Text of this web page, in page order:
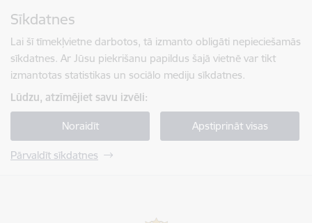
Sīkdatnes
Lai šī tīmekļvietne darbotos, tā izmanto obligāti nepieciešamās
sīkdatnes. Ar Jūsu piekrišanu papildus šajā vietnē var tikt
izmantotas statistikas un sociālo mediju sīkdatnes.
Lūdzu, atzīmējiet savu izvēli:
Noraidīt Apstiprināt visas
Pārvaldīt sīkdatnes